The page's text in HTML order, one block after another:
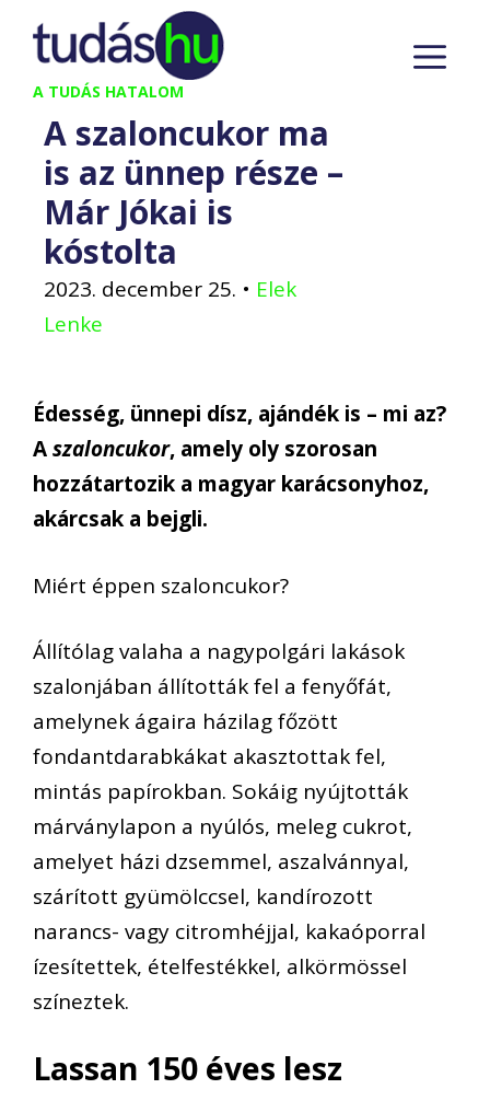
Kilépés
tartalomba
A TUDÁS HATALOM
A szaloncukor ma
is az ünnep része –
Már Jókai is
kóstolta
2023. december 25. • Elek
Lenke
Édesség, ünnepi dísz, ajándék is – mi az?
Aszaloncukor, amely oly szorosan
hozzátartozik a magyar karácsonyhoz,
akárcsak a bejgli.
Miért éppen szaloncukor?
Állítólag valaha a nagypolgári lakások
szalonjában állították fel a fenyőfát,
amelynek ágaira házilag főzött
fondantdarabkákat akasztottak fel,
mintás papírokban. Sokáig nyújtották
márványlapon a nyúlós, meleg cukrot,
amelyet házi dzsemmel, aszalvánnyal,
szárított gyümölccsel, kandírozott
narancs- vagy citromhéjjal, kakaóporral
ízesítettek, ételfestékkel, alkörmössel
színeztek.
Lassan 150 éves lesz